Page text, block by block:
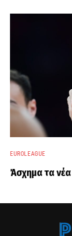
EUROLEAGUE
Άσχημα τα νέα